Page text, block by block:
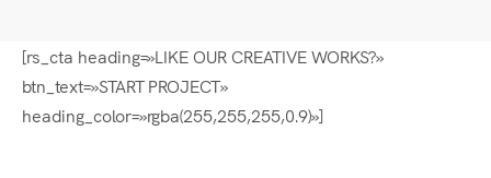
[rs_cta heading=»LIKE OUR CREATIVE WORKS?»
btn_text=»START PROJECT»
heading_color=»rgba(255,255,255,0.9)»]